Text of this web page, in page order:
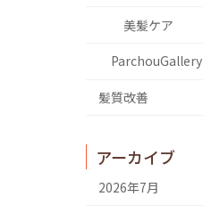
美髪ケア
ParchouGallery
髪質改善
アーカイブ
2026年7月